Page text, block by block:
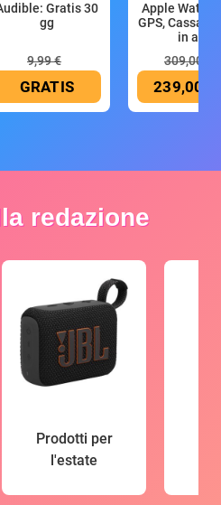
Gratis 30
gg
9,99 €
GRATIS
Apple Watch
GPS, Cassa
in all
309,00 €
239,00 €
redazione
Prodotti per
l'estate